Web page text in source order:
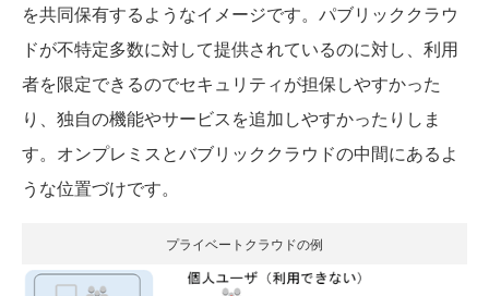
を共同保有するようなイメージです。パブリッククラウ
ドが不特定多数に対して提供されているのに対し、利用
者を限定できるのでセキュリティが担保しやすかった
り、独自の機能やサービスを追加しやすかったりしま
す。オンプレミスとバブリッククラウドの中間にあるよ
うな位置づけです。
プライベートクラウドの例